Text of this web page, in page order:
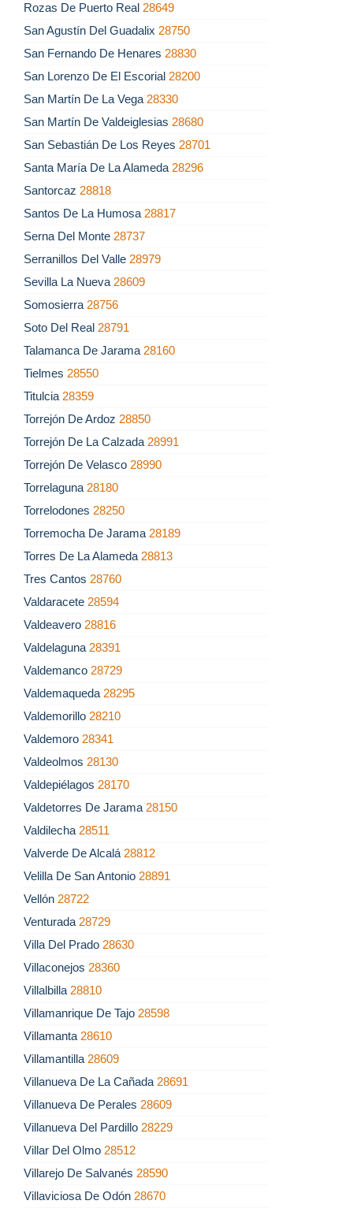
Rozas De Puerto Real 28649
San Agustín Del Guadalix 28750
San Fernando De Henares 28830
San Lorenzo De El Escorial 28200
San Martín De La Vega 28330
San Martín De Valdeiglesias 28680
San Sebastián De Los Reyes 28701
Santa María De La Alameda 28296
Santorcaz 28818
Santos De La Humosa 28817
Serna Del Monte 28737
Serranillos Del Valle 28979
Sevilla La Nueva 28609
Somosierra 28756
Soto Del Real 28791
Talamanca De Jarama 28160
Tielmes 28550
Titulcia 28359
Torrejón De Ardoz 28850
Torrejón De La Calzada 28991
Torrejón De Velasco 28990
Torrelaguna 28180
Torrelodones 28250
Torremocha De Jarama 28189
Torres De La Alameda 28813
Tres Cantos 28760
Valdaracete 28594
Valdeavero 28816
Valdelaguna 28391
Valdemanco 28729
Valdemaqueda 28295
Valdemorillo 28210
Valdemoro 28341
Valdeolmos 28130
Valdepiélagos 28170
Valdetorres De Jarama 28150
Valdilecha 28511
Valverde De Alcalá 28812
Velilla De San Antonio 28891
Vellón 28722
Venturada 28729
Villa Del Prado 28630
Villaconejos 28360
Villalbilla 28810
Villamanrique De Tajo 28598
Villamanta 28610
Villamantilla 28609
Villanueva De La Cañada 28691
Villanueva De Perales 28609
Villanueva Del Pardillo 28229
Villar Del Olmo 28512
Villarejo De Salvanés 28590
Villaviciosa De Odón 28670